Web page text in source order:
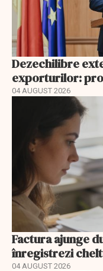
Dezechilibre
exporturilor:
04 AUGUST 2026
Factura ajunge
înregistrezi
04 AUGUST 2026